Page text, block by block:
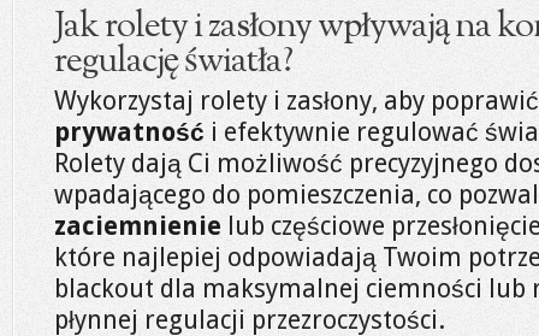
Jak rolety i zasłony wpływają na
regulację światła?
Wykorzystaj rolety i zasłony, aby
prywatność i efektywnie regulować
Rolety dają Ci możliwość precyzyjnego
wpadającego do pomieszczenia, co
zaciemnienie lub częściowe
które najlepiej odpowiadają Twoim
blackout dla maksymalnej ciemności lub
płynnej regulacji przezroczystości.